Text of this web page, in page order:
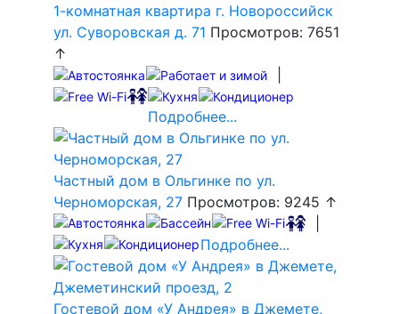
1-комнатная квартира г. Новороссийск
ул. Суворовская д. 71 Просмотров: 7651
↑
Подробнее...
Частный дом в Ольгинке по ул.
Черноморская, 27 Просмотров: 9245 ↑
Подробнее...
Гостевой дом «У Андрея» в Джемете,